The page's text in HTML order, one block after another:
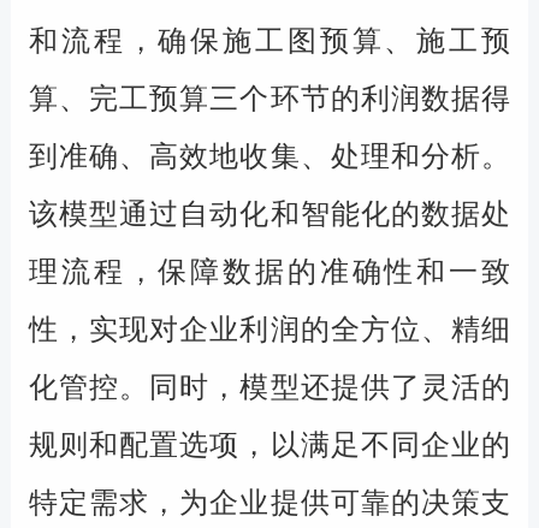
和流程，确保施工图预算、施工预
算、完工预算三个环节的利润数据得
到准确、高效地收集、处理和分析。
该模型通过自动化和智能化的数据处
理流程，保障数据的准确性和一致
性，实现对企业利润的全方位、精细
化管控。同时，模型还提供了灵活的
规则和配置选项，以满足不同企业的
特定需求，为企业提供可靠的决策支